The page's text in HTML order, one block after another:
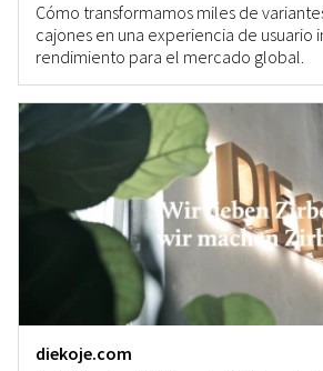
Cómo transformamos miles de
cajones en una experiencia de usuario
rendimiento para el mercado global.
diekoje.com